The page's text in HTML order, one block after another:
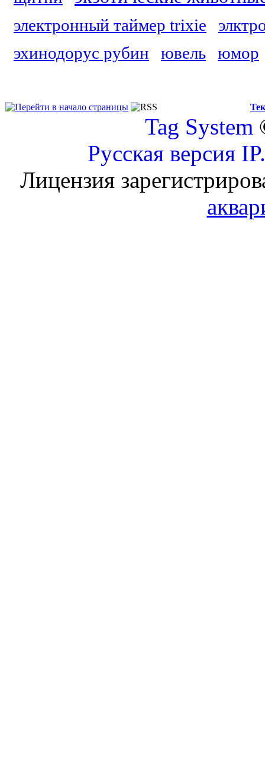
электронный таймер trixie
эхинодорус рубин
ювель юмор
Tag System
Русская версия
Лицензия